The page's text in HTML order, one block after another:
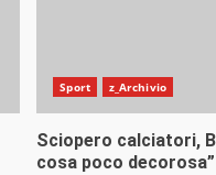
Sport z_Archivio
Sciopero calciatori,
cosa poco decorosa”